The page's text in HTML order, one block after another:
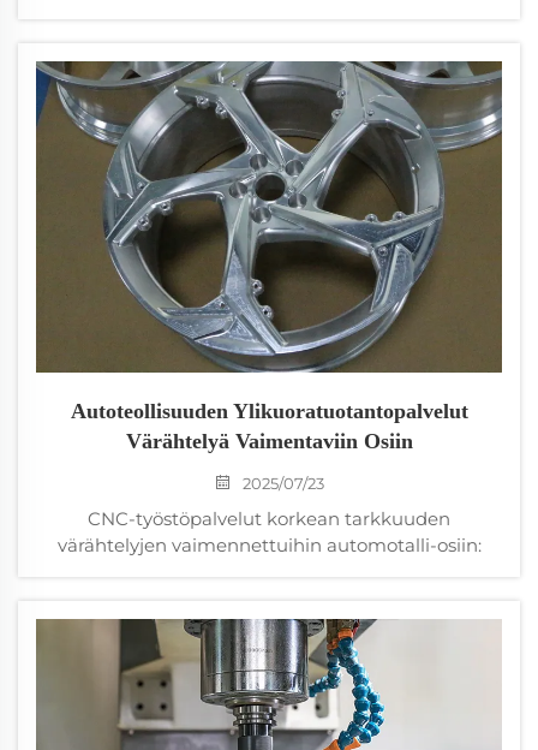
liittyviä vikoja, jotka voivat vaarantaa
komponenttien suorituskyvyn ja lisätä
tuotantokustannuksia. CNC-jyrsinnällä valmistetut
osat voivat olla alttiita työkaluviirroille,
hapettumiselle ja riittämättömälle
kulumisvastukselle, mikä johtaa ennenaikaiseen
vikaantumiseen vaativissa sovelluksissa. Näillä
pinnoitusten virheillä on suuri merkitys valmistajille,
jotka pyrkivät toimittamaan luotettavia ja kestäviä
komponentteja.
Autoteollisuuden Ylikuoratuotantopalvelut
Värähtelyä Vaimentaviin Osiin
2025/07/23
CNC-työstöpalvelut korkean tarkkuuden
värähtelyjen vaimennettuihin automotalli-osiin:
kovuusongelmia (NVH) autojen komponenteissa,
joissa perinteiset vaimennusmenetelmät eivät riitä?